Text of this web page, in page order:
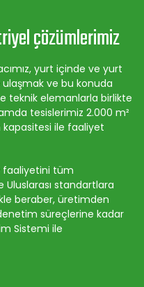
çözümlerimiz
yurt içinde ve yurt
ulaşmak ve bu konuda
teknik elemanlarla birlikte
tesislerimiz 2.000 m²
ile faaliyet
tüm
standartlara
beraber, üretimden
süreçlerine kadar
Sistemi ile